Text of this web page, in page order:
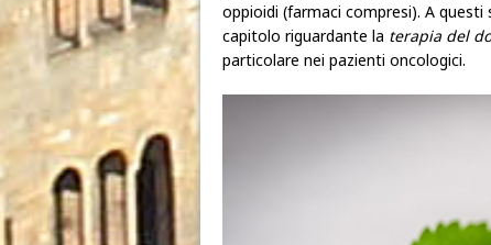
oppioidi (farmaci compresi). A questi
capitolo riguardante la terapia del
particolare nei pazienti oncologici.